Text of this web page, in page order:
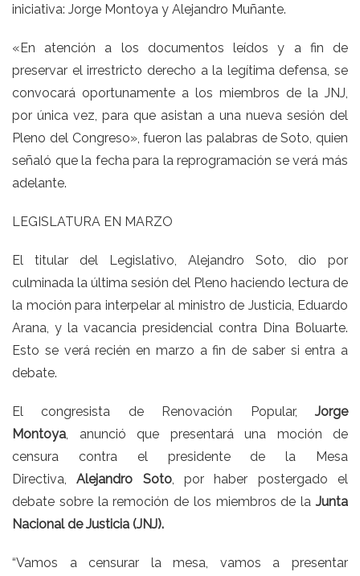
iniciativa: Jorge Montoya y Alejandro Muñante.
«En atención a los documentos leídos y a fin de
preservar el irrestricto derecho a la legítima defensa, se
convocará oportunamente a los miembros de la JNJ,
por única vez, para que asistan a una nueva sesión del
Pleno del Congreso», fueron las palabras de Soto, quien
señaló que la fecha para la reprogramación se verá más
adelante.
LEGISLATURA EN MARZO
El titular del Legislativo, Alejandro Soto, dio por
culminada la última sesión del Pleno haciendo lectura de
la moción para interpelar al ministro de Justicia, Eduardo
Arana, y la vacancia presidencial contra Dina Boluarte.
Esto se verá recién en marzo a fin de saber si entra a
debate.
El congresista de Renovación Popular, Jorge
Montoya
anunció que presentará una moción de
censura
contra el presidente de la Mesa
Directiva,Alejandro Soto, por haber postergado el
debate sobre la remoción de los miembros de la Junta
Nacional de Justicia (JNJ).
“Vamos a censurar la mesa, vamos a presentar